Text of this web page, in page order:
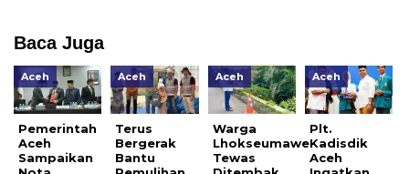
Baca Juga
Aceh
Pemerintah
Aceh
Sampaikan
Aceh
Terus
Bergerak
Bantu
Aceh
Warga
Lhokseumawe
Tewas
Aceh
Plt.
Kadisdik
Aceh